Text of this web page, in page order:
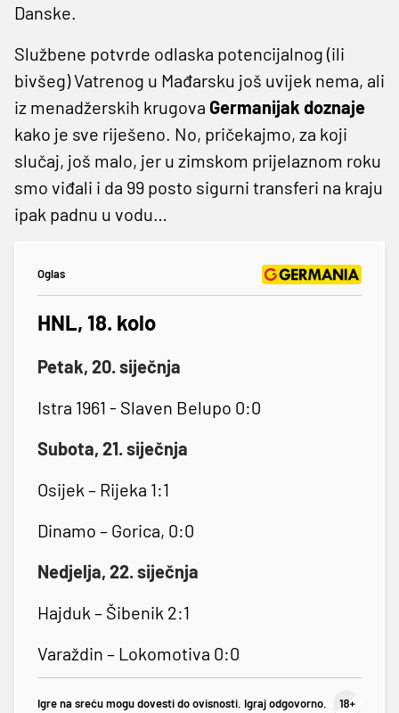
Danske.
Službene potvrde odlaska potencijalnog (ili
bivšeg) Vatrenog u Mađarsku još uvijek nema, ali
iz menadžerskih krugova Germanijak doznaje
kako je sve riješeno. No, pričekajmo, za koji
slučaj, još malo, jer u zimskom prijelaznom roku
smo viđali i da 99 posto sigurni transferi na kraju
ipak padnu u vodu…
Oglas
HNL, 18. kolo
Petak, 20. siječnja
Istra 1961 - Slaven Belupo 0:0
Subota, 21. siječnja
Osijek – Rijeka 1:1
Dinamo – Gorica, 0:0
Nedjelja, 22. siječnja
Hajduk – Šibenik 2:1
Varaždin – Lokomotiva 0:0
Igre na sreću mogu dovesti do ovisnosti. Igraj odgovorno.